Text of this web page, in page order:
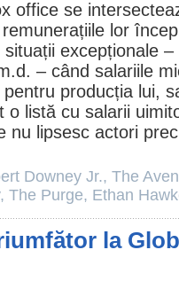
office se
lor
excepționale
– când salariile
producția lui,
o listă cu salarii
nu lipsesc actori
Downey Jr., The
, The Purge, Ethan
la